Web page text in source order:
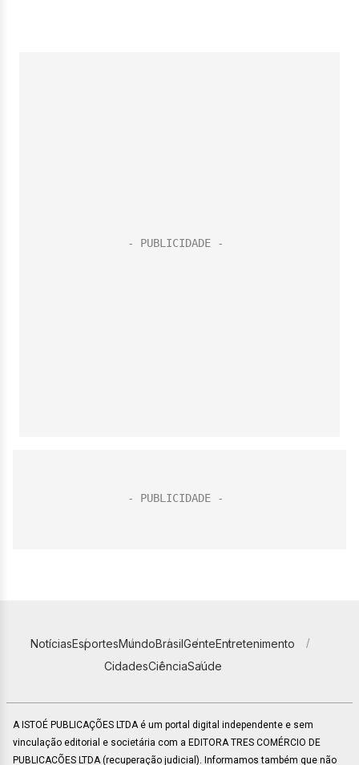
NotíciasEsportesMundoBrasilGenteEntretenimento
CidadesCiênciaSaúde
A ISTOÉ PUBLICAÇÕES LTDA é um portal digital independente e sem
vinculação editorial e societária com a EDITORA TRES COMÉRCIO DE
PUBLICACÕES LTDA (recuperação judicial). Informamos também que não